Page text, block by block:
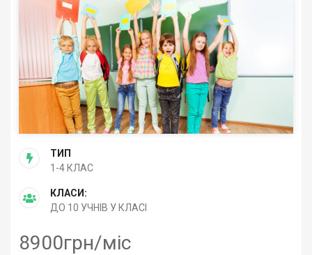
ТИП
1-4 КЛАС
КЛАСИ:
ДО 10 УЧНІВ У КЛАСІ
8900грн/міс